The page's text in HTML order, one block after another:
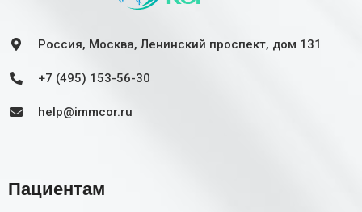
Россия, Москва, Ленинский проспект, дом 131
+7 (495) 153-56-30
help@immcor.ru
Пациентам